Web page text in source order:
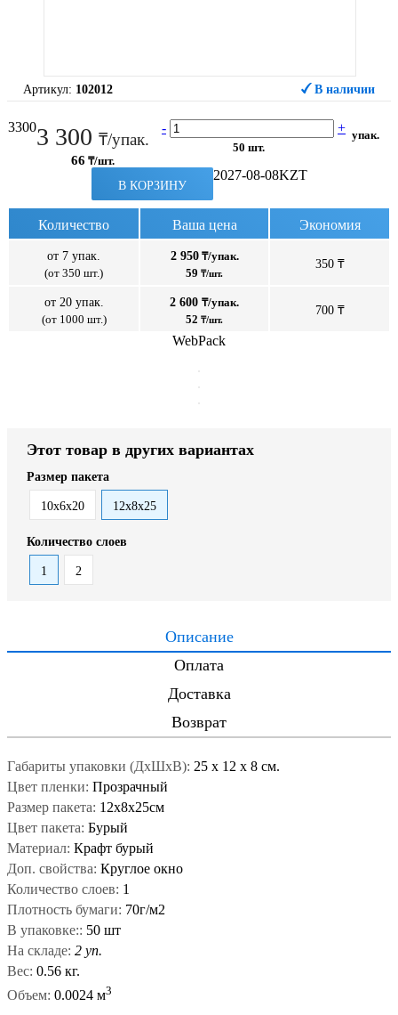
Артикул: 102012 В наличии
33003 300 ₸/упак.
66 ₸/шт.
- +
50 шт.
упак.
В КОРЗИНУ
2027-08-08KZT
Количество Ваша цена Экономия
от 7 упак.
(от 350 шт.)
2 950₸/упак.
59 ₸/шт.
350 ₸
от 20 упак.
(от 1000 шт.)
2 600 ₸/упак.
52 ₸/шт.
700 ₸
WebPack
Этот товар в других вариантах
Размер пакета
10х6х20 12х8х25
Количество слоев
1 2
Описание
Оплата
Доставка
Возврат
Габариты упаковки (ДxШxВ): 25 x 12 x 8 см.
Цвет пленки: Прозрачный
Размер пакета: 12х8х25см
Цвет пакета: Бурый
Материал: Крафт бурый
Доп. свойства: Круглое окно
Количество слоев: 1
Плотность бумаги: 70г/м2
В упаковке:: 50 шт
На складе: 2 уп.
Вес: 0.56 кг.
Объем: 0.0024 м3